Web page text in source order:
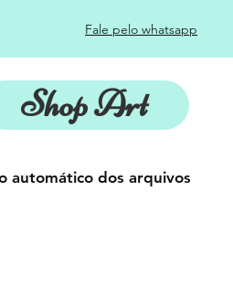
Fale pelo whatsapp
Shop Art
automático dos arquivos